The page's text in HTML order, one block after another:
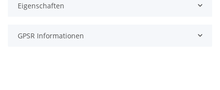
Eigenschaften
GPSR Informationen